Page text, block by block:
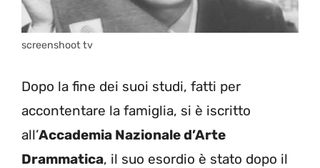
screenshoot tv
Dopo la fine dei suoi studi, fatti per
accontentare la famiglia, si è iscritto
all’Accademia Nazionale d’Arte
Drammatica, il suo esordio è stato dopo il